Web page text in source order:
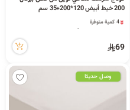
ا
200 خيط أبيض 120*200+35 سم
1 قطعة بيعت مؤخراً
4 كمية متوفرة
21 مشاهدة مؤخراً
69
وصل حديثا